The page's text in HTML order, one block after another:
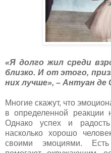
«Я долго жил среди
близко. И от этого,
них лучше», – Антуан де
Многие скажут, что
в определенной реакции
Однако успех и
насколько хорошо
своими эмоциями.